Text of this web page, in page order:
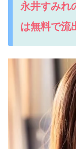
永井すみれ
は無料で流